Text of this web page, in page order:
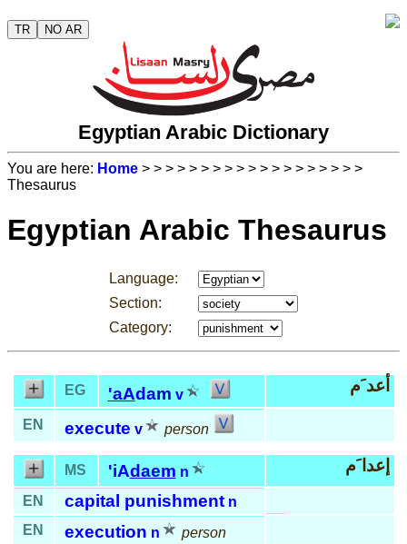
TR NO AR
Egyptian Arabic Dictionary
You are here: Home > > > > > > > > > > > > > > > > > > >
Thesaurus
Egyptian Arabic Thesaurus
Language:
Section:
Category:
EG 'aAdam v أعد َم
EN execute v person
MS 'iAdaem n إعدا َم
EN capital punishment n
EN
execution n person